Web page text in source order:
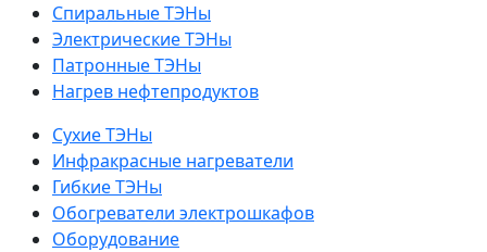
Спиральные ТЭНы
Электрические ТЭНы
Патронные ТЭНы
Нагрев нефтепродуктов
Сухие ТЭНы
Инфракрасные нагреватели
Гибкие ТЭНы
Обогреватели электрошкафов
Оборудование